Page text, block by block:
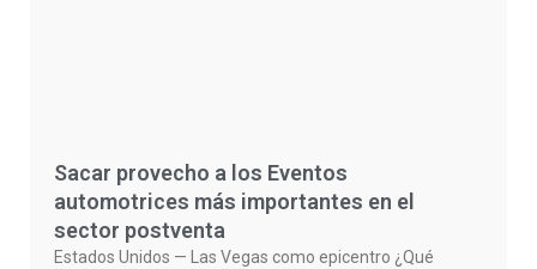
Sacar provecho a los Eventos
automotrices más importantes en el
sector postventa
Estados Unidos — Las Vegas como epicentro ¿Qué